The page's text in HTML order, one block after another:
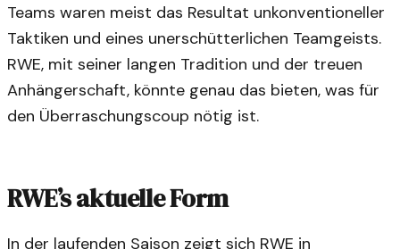
Teams waren meist das Resultat unkonventioneller
Taktiken und eines unerschütterlichen Teamgeists.
RWE, mit seiner langen Tradition und der treuen
Anhängerschaft, könnte genau das bieten, was für
den Überraschungscoup nötig ist.
RWE’s aktuelle Form
In der laufenden Saison zeigt sich RWE in